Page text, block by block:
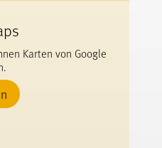
Karten von Google